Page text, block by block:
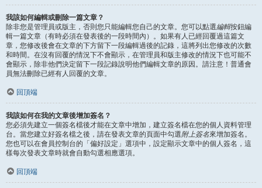
我該如何編輯或刪除一篇文章？
除非您是管理員或版主，否則您只能編輯您自己的文章。您可以點選編輯按鈕編
輯一篇文章（有時必須在發表後的一段時間內）。如果有人已經回覆過這篇文
章，您修改後會在文章的下方留下一段編輯過後的記錄，這將列出您修改的次數
和時間。在沒有回覆的情況下不會顯示，在管理員和版主修改的情況下也可能不
會顯示，除非他們決定留下一段記錄說明他們編輯文章的原因。請注意！普通會
員無法刪除已經有人回覆的文章。
回頂端
我該如何在我的文章後增加簽名？
您必須先建立一個簽名檔後才能在文章中增加，建立簽名檔在您的個人資料管理
台。當您建立好簽名檔之後，請在發表文章的頁面中勾選附上簽名來增加簽名。
您也可以在會員控制台的「偏好設定」選項中，設定顯示文章中的個人簽名，這
樣每次發表文章時就會自動勾選相應選項。
回頂端